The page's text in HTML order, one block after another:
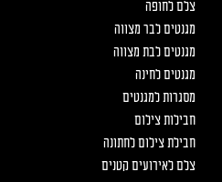
צלם לחופה
מגנטים לבר מצווה
מגנטים לבת מצווה
מגנטים לחינה
מסגרות למגנטים
חבילות צילום
חבילת צילום לחתונה
צלם לאירועים קטנים